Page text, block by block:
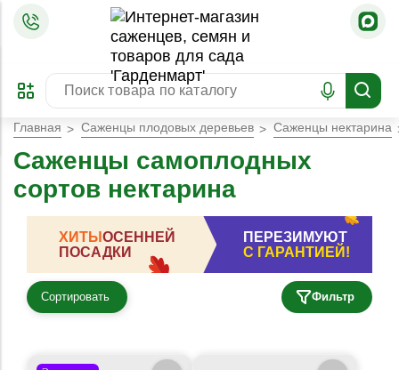
ПРЕДЗАКАЗ
ЗАБРОНИРОВАТЬ
ЛУЧШЕЕ
Главная Саженцы плодовых деревьев Саженцы нектарина
Саженцы самоплодных
сортов нектарина
ХИТЫОСЕННЕЙ
ПОСАДКИ
ПЕРЕЗИМУЮТ
С ГАРАНТИЕЙ!
Сортировать Фильтр